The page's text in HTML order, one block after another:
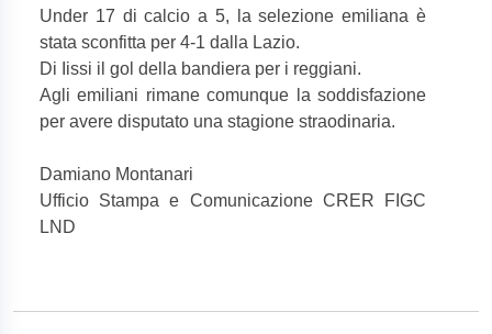
Under 17 di calcio a 5, la selezione emiliana è
stata sconfitta per 4-1 dalla Lazio.
Di Iissi il gol della bandiera per i reggiani.
Agli emiliani rimane comunque la soddisfazione
per avere disputato una stagione straodinaria.
Damiano Montanari
Ufficio Stampa e Comunicazione CRER FIGC
LND